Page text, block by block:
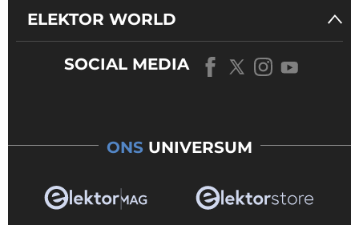
ELEKTOR WORLD
SOCIAL MEDIA
ONS UNIVERSUM